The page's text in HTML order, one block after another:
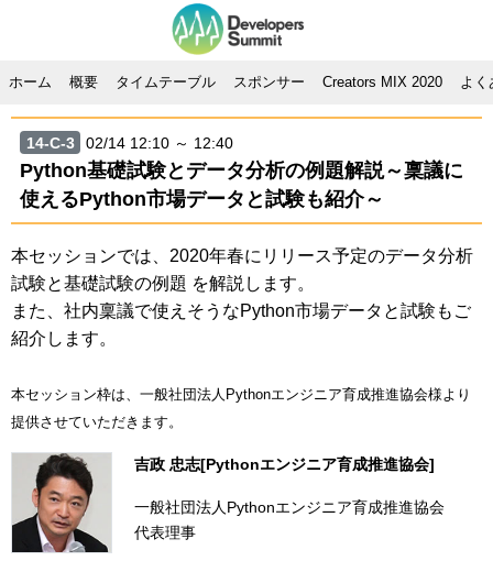
ホーム 概要 タイムテーブル スポンサー Creators MIX 2020 よく
14-C-3 02/14 12:10 ～ 12:40
Python基礎試験とデータ分析の例題解説～稟議に
使えるPython市場データと試験も紹介～
本セッションでは、2020年春にリリース予定のデータ分析
試験と基礎試験の例題 を解説します。
また、社内稟議で使えそうなPython市場データと試験もご
紹介します。
本セッション枠は、一般社団法人Pythonエンジニア育成推進協会様より
提供させていただきます。
吉政 忠志[Pythonエンジニア育成推進協会]
一般社団法人Pythonエンジニア育成推進協会
代表理事